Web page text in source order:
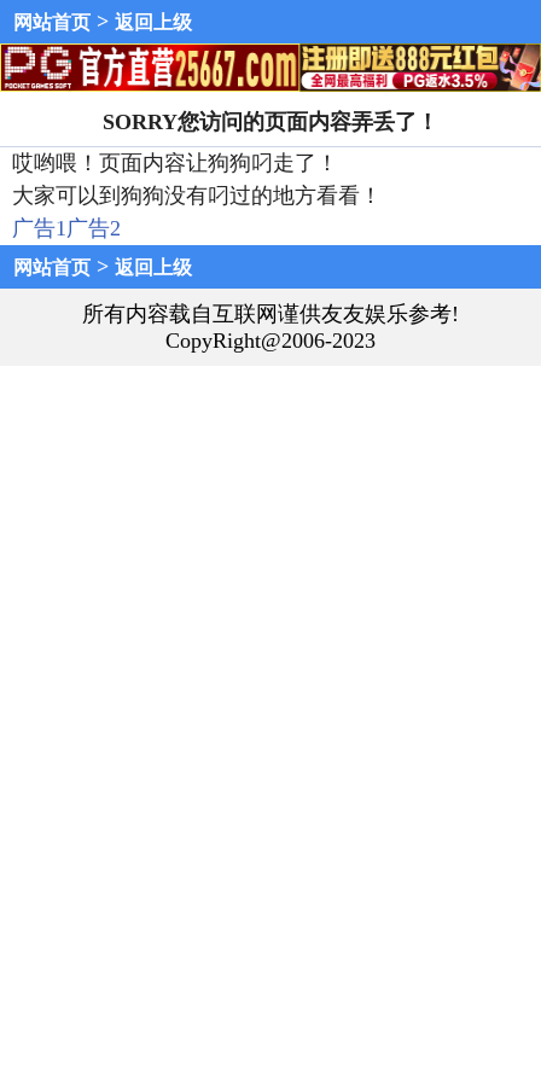
网站首页 > 返回上级
SORRY您访问的页面内容弄丢了！
哎哟喂！页面内容让狗狗叼走了！
大家可以到狗狗没有叼过的地方看看！
广告1广告2
网站首页 > 返回上级
所有内容载自互联网谨供友友娱乐参考!
CopyRight@2006-2023